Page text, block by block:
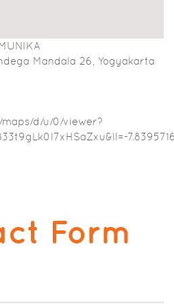
Mandala 26, Yogyakarta
d/u/0/viewer?
Form